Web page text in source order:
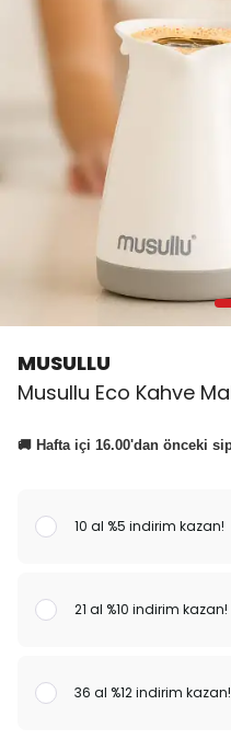
MUSULLU
Musullu Eco Kahve
🚚 Hafta içi 16.00'dan önceki
10 al %5 indirim kazan!
21 al %10 indirim kazan!
36 al %12 indirim kazan!